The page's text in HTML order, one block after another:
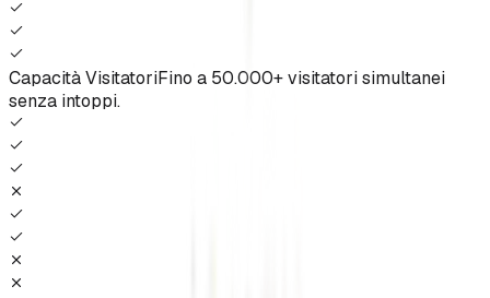
Capacità VisitatoriFino a 50.000+ visitatori simultanei
senza intoppi.